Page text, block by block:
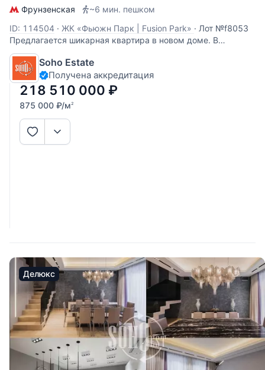
Фрунзенская
~6 мин. пешком
ID: 114504 · ЖК «Фьюжн Парк | Fusion Park» · Лот №f8053
Предлагается шикарная квартира в новом доме. В
квартире выполнен ремонт в классическом стиле.
Функциональная планировка: гостиная - столовая - кухня,
кабинет, 2 спальни, 3 ванные комнаты. Вид на парк
Мандельштама. Машино-место в подземном
Soho Estate
Получена аккредитация
218 510 000 ₽
875 000 ₽/м2
Делюкс